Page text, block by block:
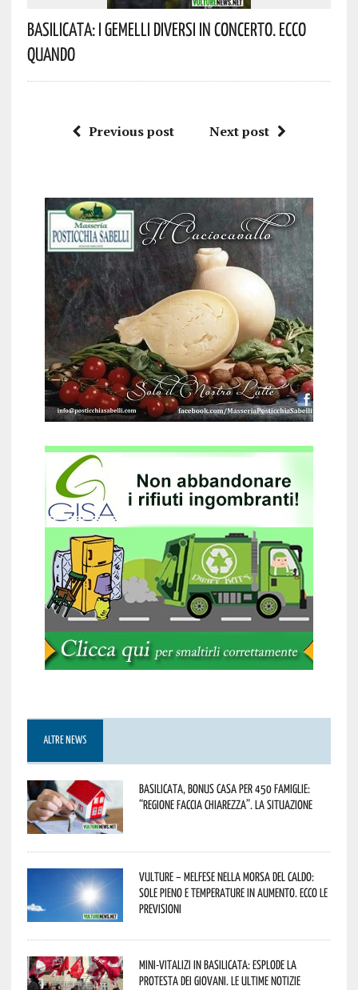
Basilicata: I Gemelli DiVersi In Concerto. Ecco
Quando
Previous post Next post
ALTRE NEWS
Basilicata, Bonus casa per 450 famiglie:
“Regione faccia chiarezza”. La situazione
Vulture – melfese nella morsa del caldo:
sole pieno e temperature in aumento. Ecco le
previsioni
Mini-vitalizi in Basilicata: esplode la
protesta dei giovani. Le ultime notizie